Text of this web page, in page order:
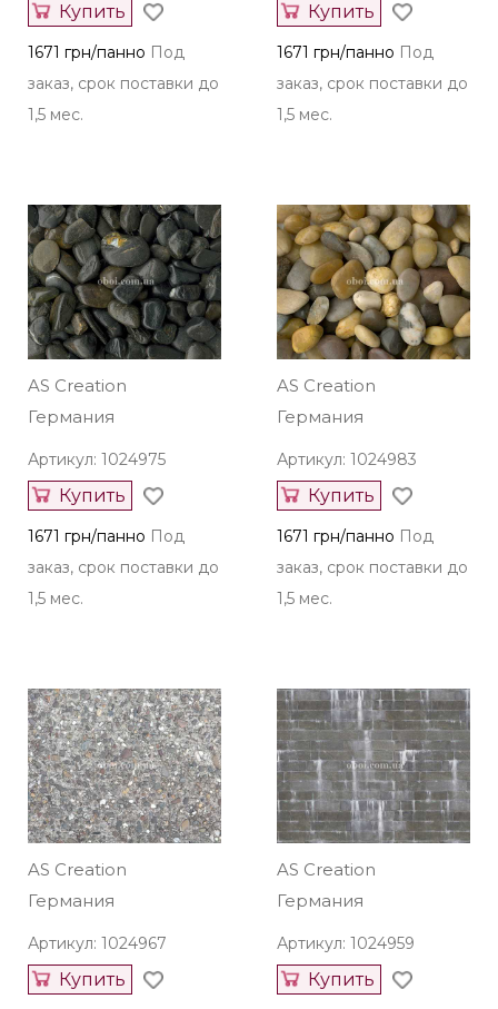
Купить
1671 грн/панно Под
заказ, срок поставки до
1,5 мес.
Купить
1671 грн/панно Под
заказ, срок поставки до
1,5 мес.
AS Creation
Германия
Артикул: 1024975
Купить
1671 грн/панно Под
заказ, срок поставки до
1,5 мес.
AS Creation
Германия
Артикул: 1024983
Купить
1671 грн/панно Под
заказ, срок поставки до
1,5 мес.
AS Creation
Германия
Артикул: 1024967
Купить
AS Creation
Германия
Артикул: 1024959
Купить